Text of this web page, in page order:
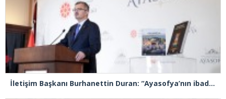
İletişim Başkanı Burhanettin Duran: “Ayasofya’nın ibadete açılması adeta bir Kızılelma’ydı”